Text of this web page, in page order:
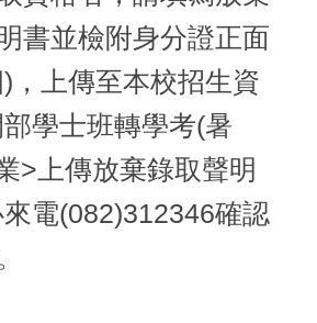
書並檢附身分證正面
，上傳至本校招生資
學士班轉學考(暑
>上傳放棄錄取聲明
電(082)312346確認